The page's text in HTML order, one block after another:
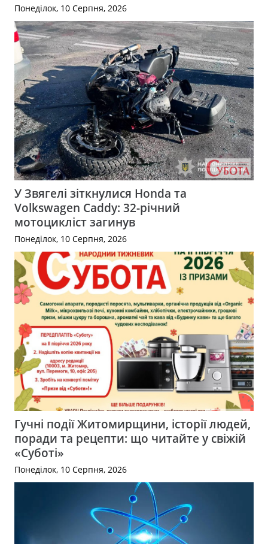
Понеділок, 10 Серпня, 2026
У Звягелі зіткнулися Honda та
Volkswagen Caddy: 32-річний
мотоцикліст загинув
Понеділок, 10 Серпня, 2026
Гучні події Житомирщини, історії людей,
поради та рецепти: що читайте у свіжій
«Суботі»
Понеділок, 10 Серпня, 2026